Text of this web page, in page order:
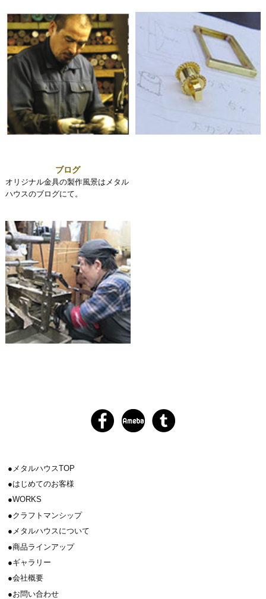
ブログ
オリジナル金具の製作風景はメタル
ハウスのブログにて。
メタルハウスTOP
はじめてのお客様
WORKS
クラフトマンシップ
メタルハウスについて
商品ラインアップ
ギャラリー
会社概要
お問い合わせ